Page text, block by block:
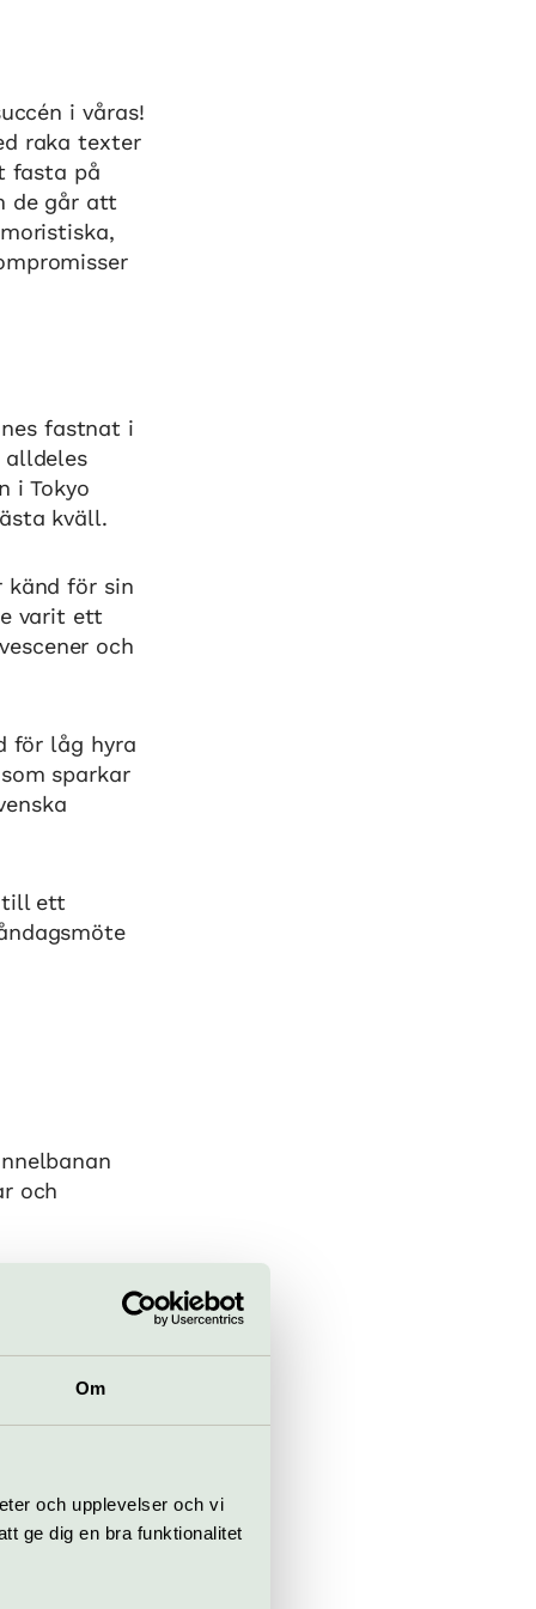
Om
och upplevelser och vi
ge dig en bra funktionalitet
i våras!
raka texter
fasta på
de går att
fastnat i
i Tokyo
kväll.
känd för sin
varit ett
och
för låg hyra
sparkar
till ett
och